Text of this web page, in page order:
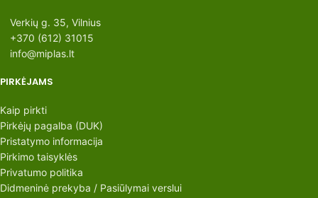
Verkių g. 35, Vilnius
+370 (612) 31015
info@miplas.lt
PIRKĖJAMS
Kaip pirkti
Pirkėjų pagalba (DUK)
Pristatymo informacija
Pirkimo taisyklės
Privatumo politika
Didmeninė prekyba / Pasiūlymai verslui